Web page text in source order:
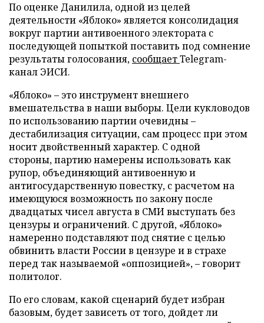
По оценке Данилила, одной из целей
деятельности «Яблоко» является консолидация
вокруг партии антивоенного электората с
последующей попыткой поставить под сомнение
результаты голосования, сообщаетTelegram-
канал ЭИСИ.
«Яблоко» – это инструмент внешнего
вмешательства в наши выборы. Цели кукловодов
по использованию партии очевидны –
дестабилизация ситуации, сам процесс при этом
носит двойственный характер. С одной
стороны, партию намерены использовать как
рупор, объединяющий антивоенную и
антигосударственную повестку, с расчетом на
имеющуюся возможность по закону после
двадцатых чисел августа в СМИ выступать без
цензуры и ограничений. С другой, «Яблоко»
намеренно подставляют под снятие с целью
обвинить власти России в цензуре и в страхе
перед так называемой «оппозицией», – говорит
политолог.
По его словам, какой сценарий будет избран
базовым, будет зависеть от того, дойдет ли